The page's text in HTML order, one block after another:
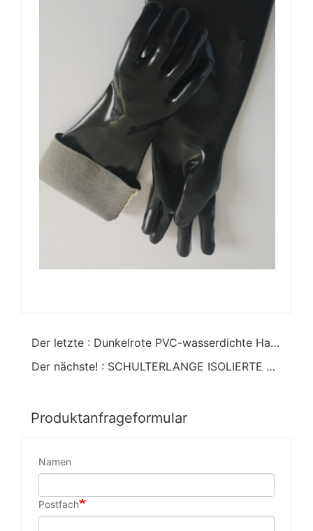
Der letzte : Dunkelrote PVC-wasserdichte Handschuhe warmes Jersey-Baumwollfutter
Der nächste! : SCHULTERLANGE ISOLIERTE PVC-HANDSCHUHE MIT RIEMEN
Produktanfrageformular
Namen
Postfach